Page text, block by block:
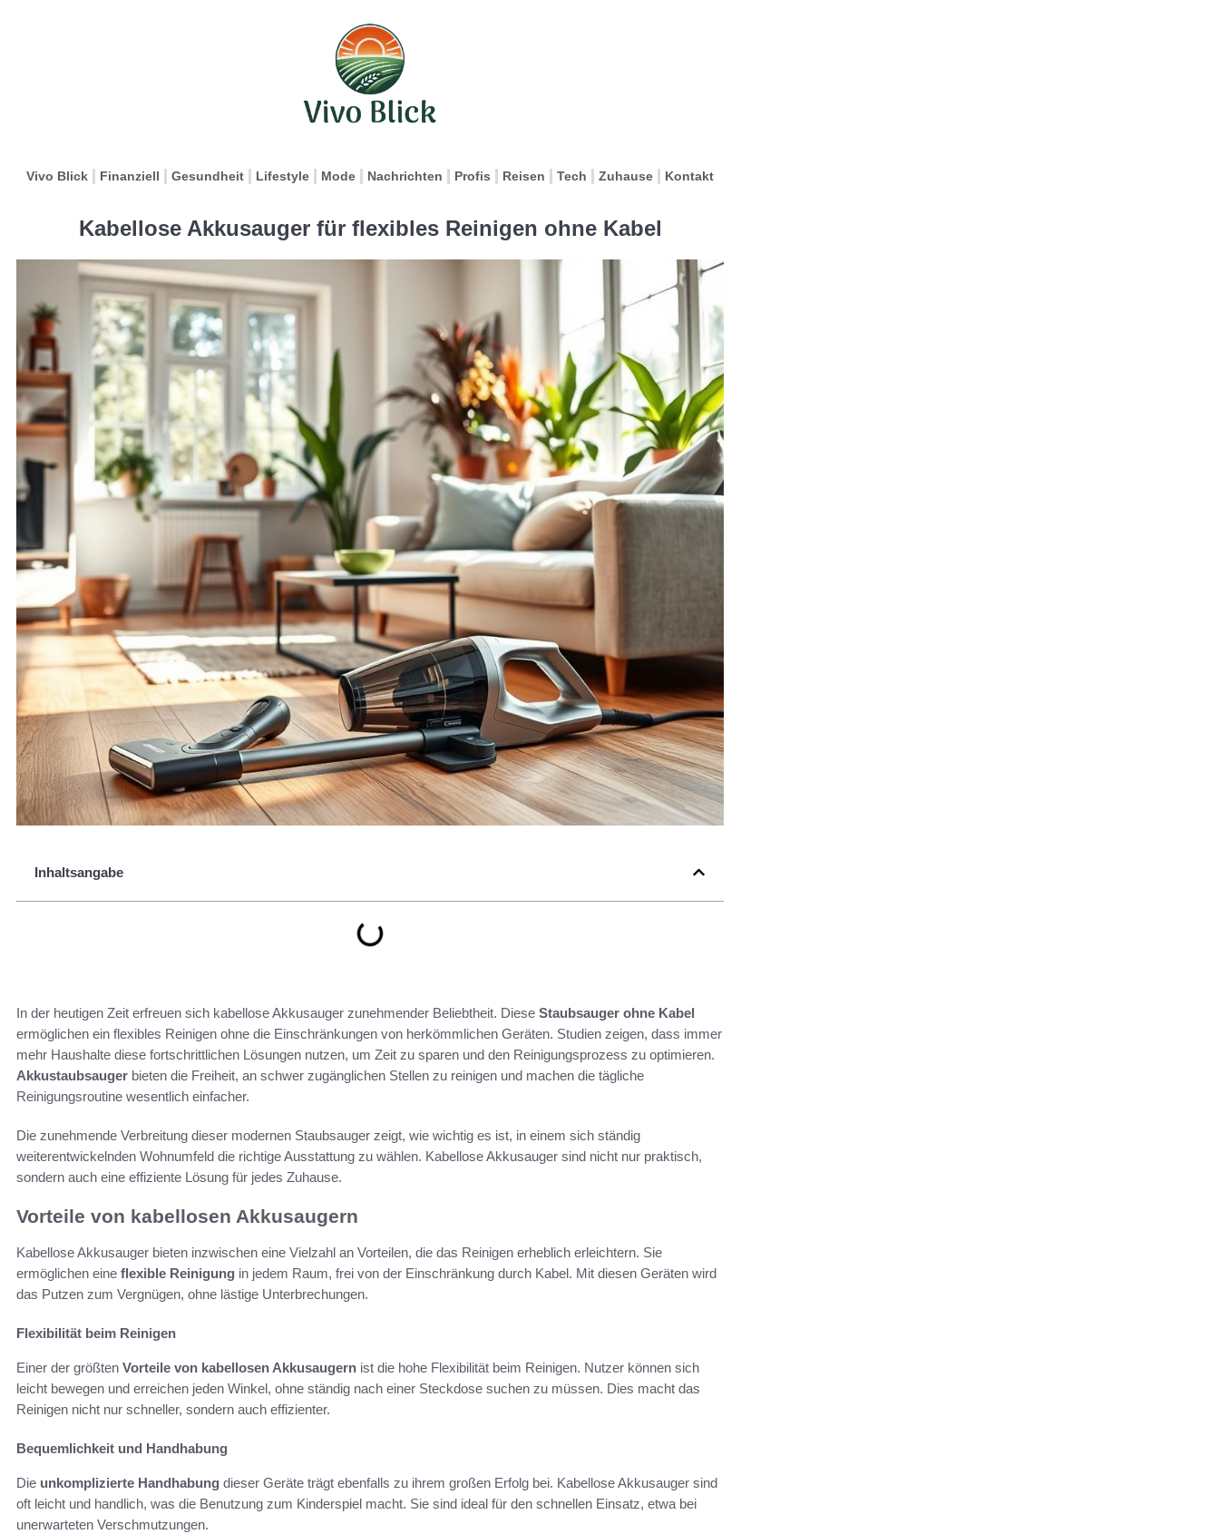
Vivo Blick Finanziell Gesundheit Lifestyle Mode Nachrichten Profis Reisen Tech Zuhause Kontakt
Kabellose Akkusauger für flexibles Reinigen ohne Kabel
Inhaltsangabe
In der heutigen Zeit erfreuen sich kabellose Akkusauger zunehmender Beliebtheit. Diese Staubsauger ohne Kabel
ermöglichen ein flexibles Reinigen ohne die Einschränkungen von herkömmlichen Geräten. Studien zeigen, dass immer
mehr Haushalte diese fortschrittlichen Lösungen nutzen, um Zeit zu sparen und den Reinigungsprozess zu optimieren.
Akkustaubsauger bieten die Freiheit, an schwer zugänglichen Stellen zu reinigen und machen die tägliche
Reinigungsroutine wesentlich einfacher.
Die zunehmende Verbreitung dieser modernen Staubsauger zeigt, wie wichtig es ist, in einem sich ständig
weiterentwickelnden Wohnumfeld die richtige Ausstattung zu wählen. Kabellose Akkusauger sind nicht nur praktisch,
sondern auch eine effiziente Lösung für jedes Zuhause.
Vorteile von kabellosen Akkusaugern
Kabellose Akkusauger bieten inzwischen eine Vielzahl an Vorteilen, die das Reinigen erheblich erleichtern. Sie
ermöglichen eine flexible Reinigung in jedem Raum, frei von der Einschränkung durch Kabel. Mit diesen Geräten wird
das Putzen zum Vergnügen, ohne lästige Unterbrechungen.
Flexibilität beim Reinigen
Einer der größten Vorteile von kabellosen Akkusaugern ist die hohe Flexibilität beim Reinigen. Nutzer können sich
leicht bewegen und erreichen jeden Winkel, ohne ständig nach einer Steckdose suchen zu müssen. Dies macht das
Reinigen nicht nur schneller, sondern auch effizienter.
Bequemlichkeit und Handhabung
Die unkomplizierte Handhabung dieser Geräte trägt ebenfalls zu ihrem großen Erfolg bei. Kabellose Akkusauger sind
oft leicht und handlich, was die Benutzung zum Kinderspiel macht. Sie sind ideal für den schnellen Einsatz, etwa bei
unerwarteten Verschmutzungen.